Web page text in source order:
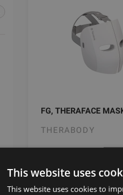
FG, THERAFACE
THERABODY
629.00€
This website uses
This website uses cookies to